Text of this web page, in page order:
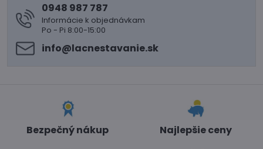
0948 987 787
Informácie k objednávkam
Po - Pi 8:00-15:00
info​@lacnestavanie​.sk
Bezpečný nákup Najlepšie ceny